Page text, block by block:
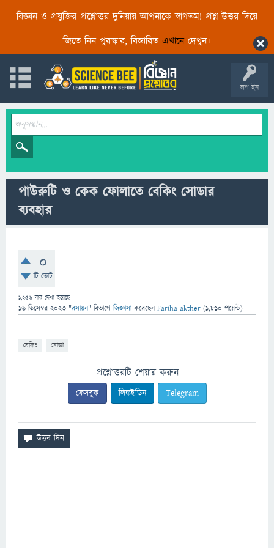
বিজ্ঞান ও প্রযুক্তির প্রশ্নোত্তর দুনিয়ায় আপনাকে স্বাগতম! প্রশ্ন-উত্তর দিয়ে
জিতে নিন পুরস্কার, বিস্তারিত এখানেদেখুন।
লগ ইন
পাউরুটি ও কেক ফোলাতে বেকিং সোডার
ব্যবহার
0
টি ভোট
1,256 বার দেখা হয়েছে
16 ডিসেম্বর 2023 "রসায়ন" বিভাগে জিজ্ঞাসাকরেছেনFariha akther (1,810 পয়েন্ট)
বেকিং সোডা
প্রশ্নোত্তরটি শেয়ার করুন
ফেসবুক লিঙ্কইডিন Telegram